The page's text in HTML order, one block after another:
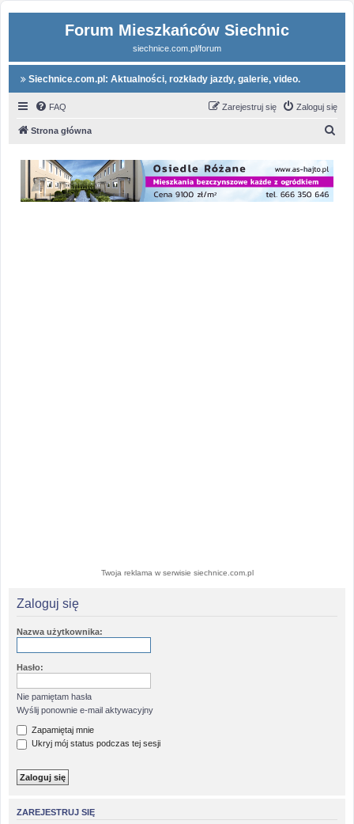
Forum Mieszkańców Siechnic
siechnice.com.pl/forum
Siechnice.com.pl: Aktualności, rozkłady jazdy, galerie, video.
FAQ Zaloguj się
Zarejestruj się
Strona główna
Twoja reklama w serwisie siechnice.com.pl
Zaloguj się
Nazwa użytkownika:
Hasło:
Nie pamiętam hasła
Wyślij ponownie e-mail aktywacyjny
Zapamiętaj mnie
Ukryj mój status podczas tej sesji
ZAREJESTRUJ SIĘ